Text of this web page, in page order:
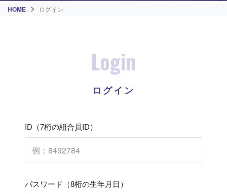
HOME ログイン
Login
ログイン
ID（7桁の組合員ID）
パスワード（8桁の生年月日）